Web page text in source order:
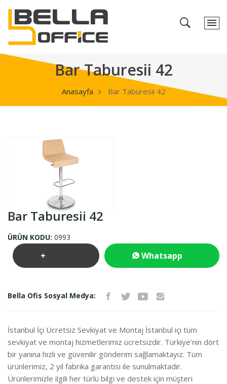
Bar Taburesii 42
Anasayfa Bar Taburesii 42
Bar Taburesii 42
ÜRÜN KODU: 0993
+ Whatsapp
Bella Ofis Sosyal Medya:
İstanbul İçi Ücretsiz Sevkiyat ve Montaj İstanbul içi tüm
sevkiyat ve montaj hizmetlerimiz ücretsizdir. Türkiye’nin dört
bir yanına hızlı ve güvenilir gönderim sağlamaktayız. Tüm
ürünlerimiz, 2 yıl fabrika garantisi ile sunulmaktadır.
Ürünlerimizle ilgili her türlü bilgi ve destek için müşteri